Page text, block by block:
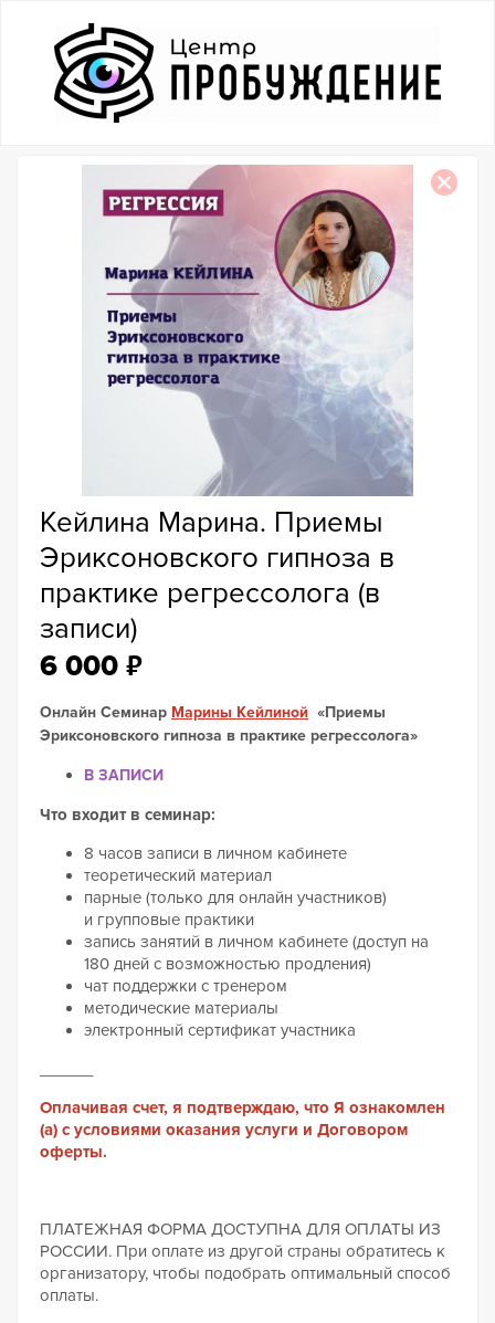
Кейлина Марина. Приемы
Эриксоновского гипноза в
практике регрессолога (в
записи)
6 000 ₽
Онлайн Семинар Марины Кейлиной «Приемы
Эриксоновского гипноза в практике регрессолога»
В ЗАПИСИ
Что входит в семинар:
8 часов записи в личном кабинете
теоретический материал
парные (только для онлайн участников)
и групповые практики
запись занятий в личном кабинете (доступ на
180 дней с возможностью продления)
чат поддержки с тренером
методические материалы
электронный сертификат участника
Оплачивая счет, я подтверждаю, что Я ознакомлен
(а) с условиями оказания услуги и Договором
оферты.
ПЛАТЕЖНАЯ ФОРМА ДОСТУПНА ДЛЯ ОПЛАТЫ ИЗ
РОССИИ. При оплате из другой страны обратитесь к
организатору, чтобы подобрать оптимальный способ
оплаты.